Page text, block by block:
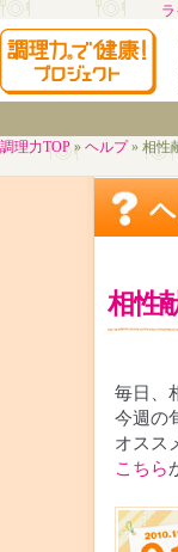
調理力TOP» ヘルプ» 相性
相性
毎日、
今週の
オスス
こちら